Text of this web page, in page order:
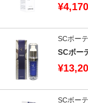
¥4,170
SCボー
SCボー
SCボー